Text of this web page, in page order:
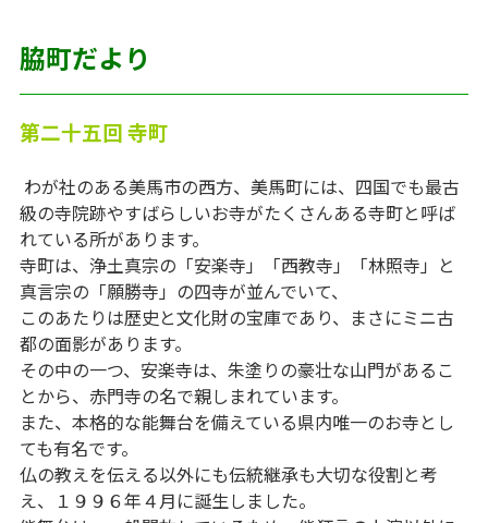
脇町だより
第二十五回 寺町
わが社のある美馬市の西方、美馬町には、四国でも最古
級の寺院跡やすばらしいお寺がたくさんある寺町と呼ば
れている所があります。
寺町は、浄土真宗の「安楽寺」「西教寺」「林照寺」と
真言宗の「願勝寺」の四寺が並んでいて、
このあたりは歴史と文化財の宝庫であり、まさにミニ古
都の面影があります。
その中の一つ、安楽寺は、朱塗りの豪壮な山門があるこ
とから、赤門寺の名で親しまれています。
また、本格的な能舞台を備えている県内唯一のお寺とし
ても有名です。
仏の教えを伝える以外にも伝統継承も大切な役割と考
え、１９９６年４月に誕生しました。